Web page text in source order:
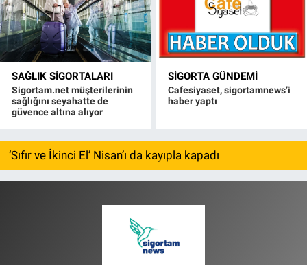
SAĞLIK SIGORTALARI
Sigortam.net müşterilerinin
sağlığını seyahatte de
güvence altına alıyor
SIGORTA GÜNDEMI
Cafesiyaset, sigortamnews’i
haber yaptı
‘Sıfır ve İkinci El’ Nisan’ı da kayıpla kapadı